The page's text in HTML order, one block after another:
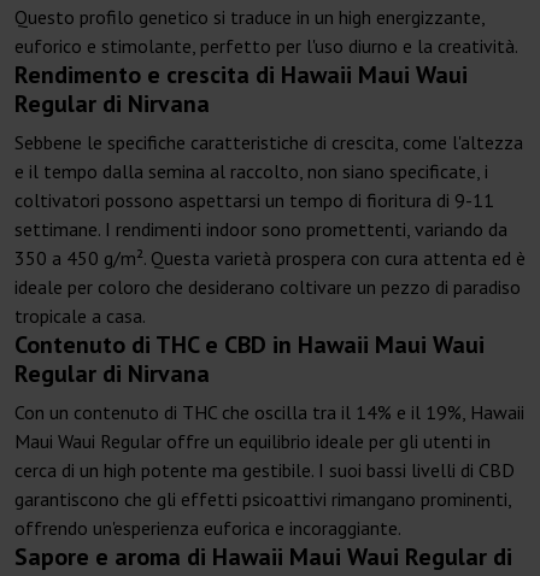
Questo profilo genetico si traduce in un high energizzante,
euforico e stimolante, perfetto per l'uso diurno e la creatività.
Rendimento e crescita di Hawaii Maui Waui
Regular di Nirvana
Sebbene le specifiche caratteristiche di crescita, come l'altezza
e il tempo dalla semina al raccolto, non siano specificate, i
coltivatori possono aspettarsi un tempo di fioritura di 9-11
settimane. I rendimenti indoor sono promettenti, variando da
350 a 450 g/m². Questa varietà prospera con cura attenta ed è
ideale per coloro che desiderano coltivare un pezzo di paradiso
tropicale a casa.
Contenuto di THC e CBD in Hawaii Maui Waui
Regular di Nirvana
Con un contenuto di THC che oscilla tra il 14% e il 19%, Hawaii
Maui Waui Regular offre un equilibrio ideale per gli utenti in
cerca di un high potente ma gestibile. I suoi bassi livelli di CBD
garantiscono che gli effetti psicoattivi rimangano prominenti,
offrendo un'esperienza euforica e incoraggiante.
Sapore e aroma di Hawaii Maui Waui Regular di